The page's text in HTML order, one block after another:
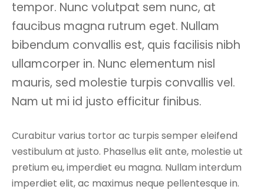
tempor. Nunc volutpat sem nunc, at
faucibus magna rutrum eget. Nullam
bibendum convallis est, quis facilisis nibh
ullamcorper in. Nunc elementum nisl
mauris, sed molestie turpis convallis vel.
Nam ut mi id justo efficitur finibus.
Curabitur varius tortor ac turpis semper eleifend
vestibulum at justo. Phasellus elit ante, molestie ut
pretium eu, imperdiet eu magna. Nullam interdum
imperdiet elit, ac maximus neque pellentesque in.